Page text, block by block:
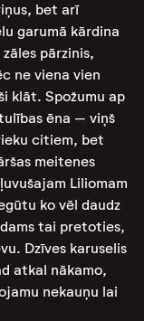
bet arī
garumā kārdina
pārzinis,
ne viena vien
klāt. Spožumu ap
ēna – viņš
citiem, bet
meitenes
Liliomam
ko vēl daudz
tai pretoties,
Dzīves karuselis
atkal nākamo,
nekauņu lai